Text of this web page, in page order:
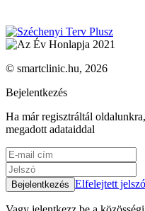
© smartclinic.hu, 2026
Bejelentkezés
Ha már regisztráltál
megadott adataiddal
Elfelejtett